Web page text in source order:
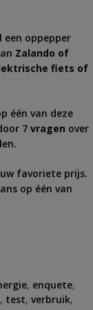
een oppepper
Zalando of
fiets of
één van deze
7 vragen over
favoriete prijs.
op één van
, enquete,
, test, verbruik,